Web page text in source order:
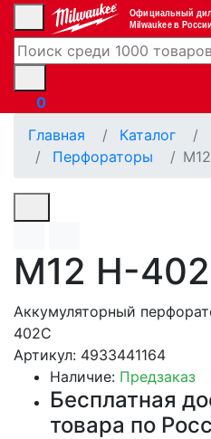
Официальный
Milwaukee в России
0
Главная
Каталог
Перфораторы
M12 H-
Аккумуляторный
402C
Артикул: 4933441164
Наличие: Предзаказ
Бесплатная
товара по